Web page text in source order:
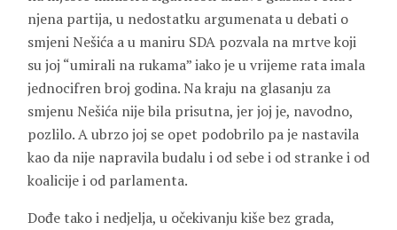
njena partija, u nedostatku argumenata u debati o
smjeni Nešića a u maniru SDA pozvala na mrtve koji
su joj “umirali na rukama” iako je u vrijeme rata imala
jednocifren broj godina. Na kraju na glasanju za
smjenu Nešića nije bila prisutna, jer joj je, navodno,
pozlilo. A ubrzo joj se opet podobrilo pa je nastavila
kao da nije napravila budalu i od sebe i od stranke i od
koalicije i od parlamenta.
Dođe tako i nedjelja, u očekivanju kiše bez grada,